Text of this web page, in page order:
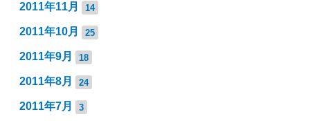
2011年11月 14
2011年10月 25
2011年9月 18
2011年8月 24
2011年7月 3